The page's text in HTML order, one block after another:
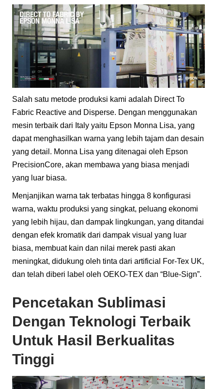
Salah satu metode produksi kami adalah Direct To
Fabric Reactive and Disperse. Dengan menggunakan
mesin terbaik dari Italy yaitu Epson Monna Lisa, yang
dapat menghasilkan warna yang lebih tajam dan desain
yang detail. Monna Lisa yang ditenagai oleh Epson
PrecisionCore, akan membawa yang biasa menjadi
yang luar biasa.
Menjanjikan warna tak terbatas hingga 8 konfigurasi
warna, waktu produksi yang singkat, peluang ekonomi
yang lebih hijau, dan dampak lingkungan, yang ditandai
dengan efek kromatik dari dampak visual yang luar
biasa, membuat kain dan nilai merek pasti akan
meningkat, didukung oleh tinta dari artificial For-Tex UK,
dan telah diberi label oleh OEKO-TEX dan “Blue-Sign”.
Pencetakan Sublimasi
Dengan Teknologi Terbaik
Untuk Hasil Berkualitas
Tinggi